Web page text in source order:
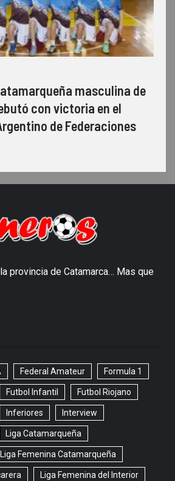
masculina de
con victoria en el
de Federaciones
provincia de Catamarca… Mas que
Federal Amateur Formula 1
Futbol Infantil Futbol Riojano
Inferiores Interview
Liga Catamarqueña
Liga Femenina Catamarqueña
Liga Femenina del Interior